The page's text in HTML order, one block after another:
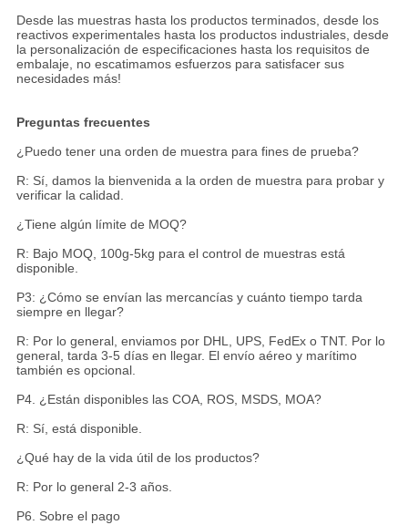
Desde las muestras hasta los productos terminados, desde los
reactivos experimentales hasta los productos industriales, desde
la personalización de especificaciones hasta los requisitos de
embalaje, no escatimamos esfuerzos para satisfacer sus
necesidades más!
Preguntas frecuentes
¿Puedo tener una orden de muestra para fines de prueba?
R: Sí, damos la bienvenida a la orden de muestra para probar y
verificar la calidad.
¿Tiene algún límite de MOQ?
R: Bajo MOQ, 100g-5kg para el control de muestras está
disponible.
P3: ¿Cómo se envían las mercancías y cuánto tiempo tarda
siempre en llegar?
R: Por lo general, enviamos por DHL, UPS, FedEx o TNT. Por lo
general, tarda 3-5 días en llegar. El envío aéreo y marítimo
también es opcional.
P4. ¿Están disponibles las COA, ROS, MSDS, MOA?
R: Sí, está disponible.
¿Qué hay de la vida útil de los productos?
R: Por lo general 2-3 años.
P6. Sobre el pago